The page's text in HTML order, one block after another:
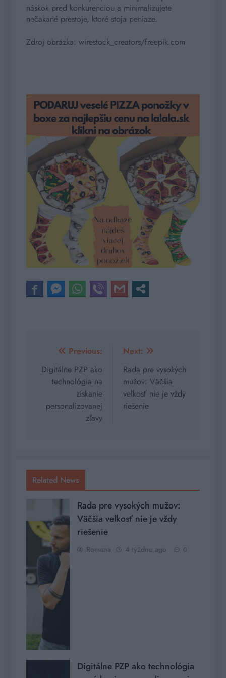
náskok pred konkurenciou a minimalizujete
nečakané prestoje, ktoré stoja peniaze.
Zdroj obrázka: wirestock_creators/freepik.com
Navigácia
v
článku
Previous:
Digitálne PZP ako
technológia na
získanie
personalizovanej
zľavy
Next:
Rada pre vysokých
mužov: Väčšia
veľkosť nie je vždy
riešenie
Related News
Rada pre vysokých mužov:
Väčšia veľkosť nie je vždy
riešenie
Romana 4 týždne ago 0
Digitálne PZP ako technológia